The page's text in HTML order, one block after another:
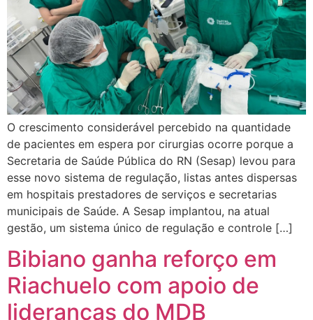
O crescimento considerável percebido na quantidade
de pacientes em espera por cirurgias ocorre porque a
Secretaria de Saúde Pública do RN (Sesap) levou para
esse novo sistema de regulação, listas antes dispersas
em hospitais prestadores de serviços e secretarias
municipais de Saúde. A Sesap implantou, na atual
gestão, um sistema único de regulação e controle […]
Bibiano ganha reforço em
Riachuelo com apoio de
lideranças do MDB